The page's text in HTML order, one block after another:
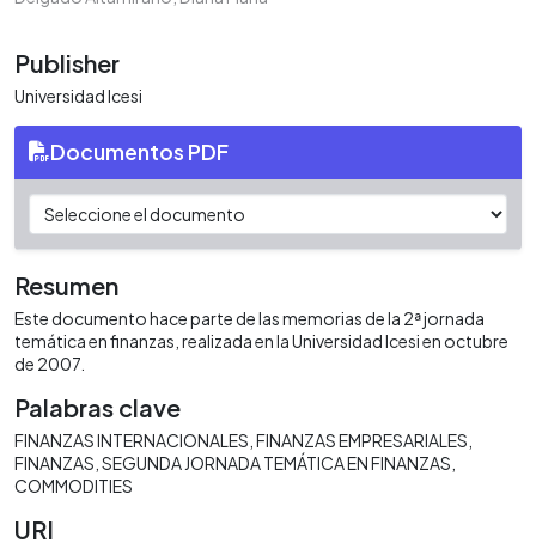
Publisher
Universidad Icesi
Documentos PDF
Resumen
Este documento hace parte de las memorias de la 2ª jornada
temática en finanzas, realizada en la Universidad Icesi en octubre
de 2007.
Palabras clave
FINANZAS INTERNACIONALES FINANZAS EMPRESARIALES
FINANZAS SEGUNDA JORNADA TEMÁTICA EN FINANZAS
COMMODITIES
URI